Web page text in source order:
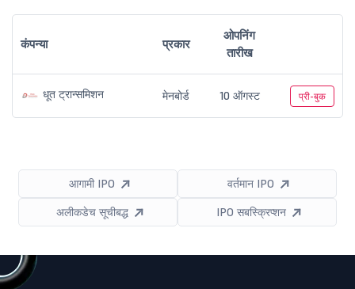
कंपन्या प्रकार
ओपनिंग
तारीख
धूत ट्रान्समिशन मेनबोर्ड 10 ऑगस्ट प्री-बुक
आगामी IPO
वर्तमान IPO
अलीकडेच सूचीबद्ध
IPO सबस्क्रिप्शन